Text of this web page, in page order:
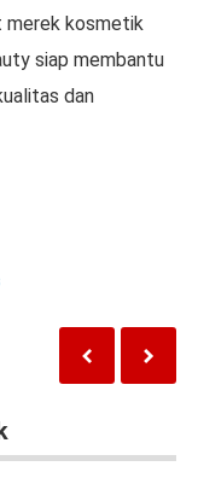
merek kosmetik
siap membantu
dan